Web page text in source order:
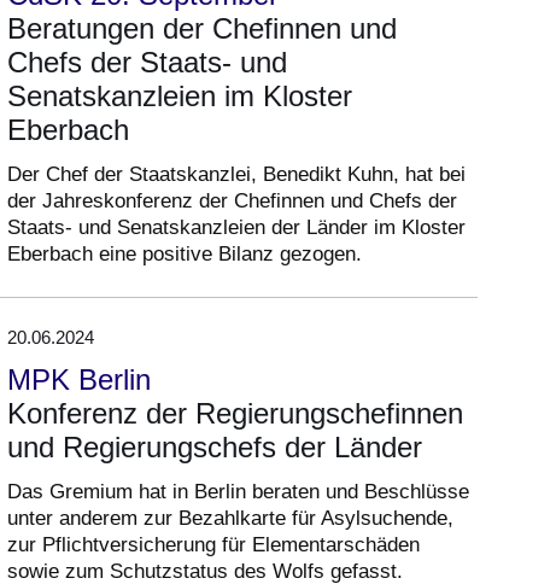
Beratungen der Chefinnen und
Chefs der Staats- und
Senatskanzleien im Kloster
Eberbach
Der Chef der Staatskanzlei, Benedikt Kuhn, hat bei
der Jahreskonferenz der Chefinnen und Chefs der
Staats- und Senatskanzleien der Länder im Kloster
Eberbach eine positive Bilanz gezogen.
20.06.2024
MPK Berlin
Konferenz der Regierungschefinnen
und Regierungschefs der Länder
Das Gremium hat in Berlin beraten und Beschlüsse
unter anderem zur Bezahlkarte für Asylsuchende,
zur Pflichtversicherung für Elementarschäden
sowie zum Schutzstatus des Wolfs gefasst.